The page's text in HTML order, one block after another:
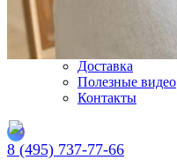
Доставка
Полезные видео
Контакты
8 (495) 737-77-66